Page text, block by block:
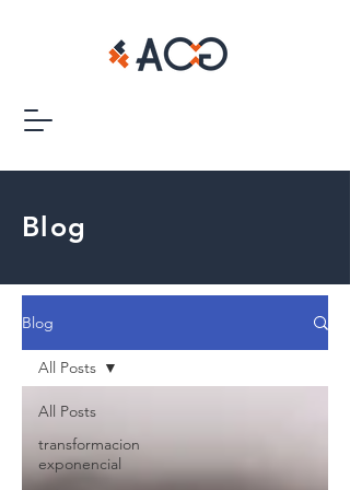
Blog
Blog
All Posts
transformacion
exponencial
All Posts